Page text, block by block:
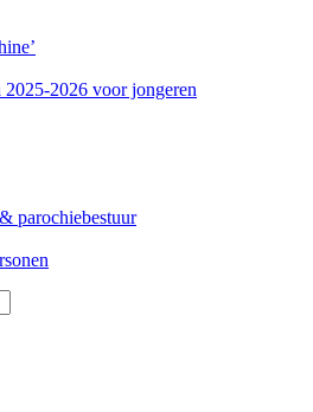
2025-2026 voor jongeren
parochiebestuur